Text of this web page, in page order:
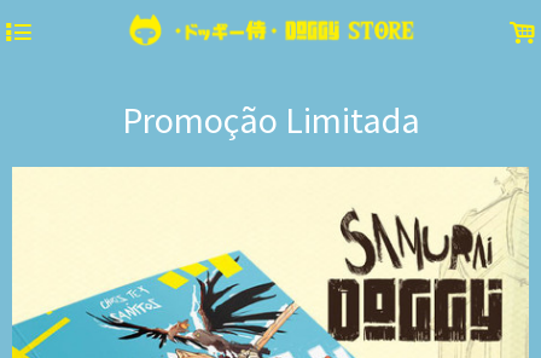
4 .
Promoção Limitada